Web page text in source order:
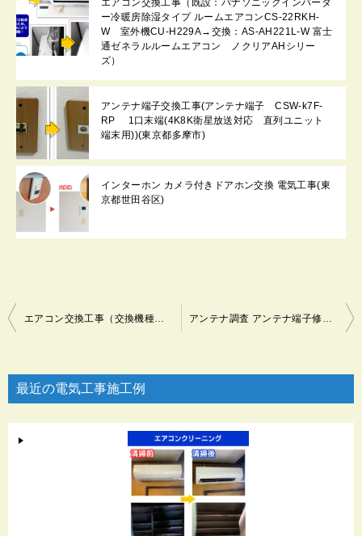
エアコン交換工事（既設：パナソニックインバータ
ー冷暖房除湿タイプ ルームエアコンCS-22RKH-
W 室外機CU-H229A→交換：AS-AH221L-W 富士
通ゼネラルルームエアコン ノクリアAHシリー
ズ）
アンテナ端子交換工事(アンテナ端子 CSW-k7F-
RP 1口末端(4K8K衛星放送対応 直列ユニット
端末用))(東京都多摩市)
インターホン カメラ付きドアホン交換 電気工事(東
京都世田谷区)
投
稿
ビ
ゲ
ー
シ
エアコン交換工事（交換機種：富士通ゼネラル ノクリアAHシリーズ AS-A229H） 電気工事(東京都世田谷区) アンテナ調査 アンテナ端子修理（東京都世田谷区）
最近の電気工事施工例